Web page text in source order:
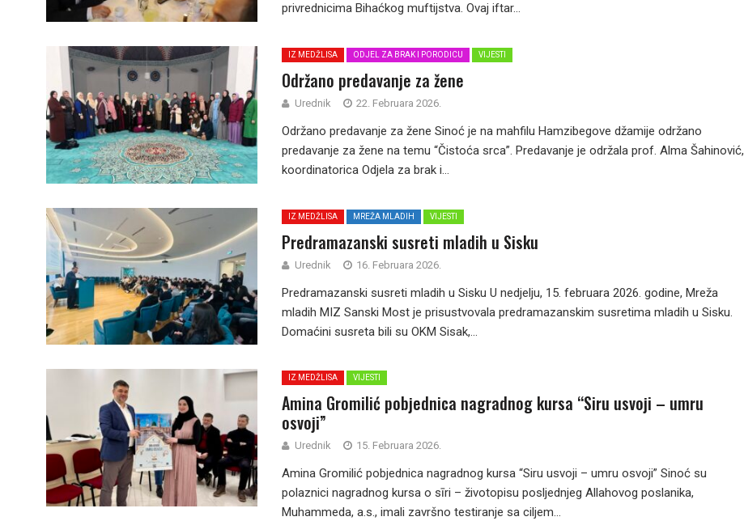
privrednicima Bihaćkog muftijstva. Ovaj iftar...
IZ MEDŽLISA ODJEL ZA BRAK I PORODICU VIJESTI
Održano predavanje za žene
Urednik 22. Februara 2026.
Održano predavanje za žene Sinoć je na mahfilu Hamzibegove džamije održano
predavanje za žene na temu “Čistoća srca”. Predavanje je održala prof. Alma Šahinović,
koordinatorica Odjela za brak i...
IZ MEDŽLISA MREŽA MLADIH VIJESTI
Predramazanski susreti mladih u Sisku
Urednik 16. Februara 2026.
Predramazanski susreti mladih u Sisku U nedjelju, 15. februara 2026. godine, Mreža
mladih MIZ Sanski Most je prisustvovala predramazanskim susretima mladih u Sisku.
Domaćini susreta bili su OKM Sisak,...
IZ MEDŽLISA VIJESTI
Amina Gromilić pobjednica nagradnog kursa “Siru usvoji – umru
osvoji”
Urednik 15. Februara 2026.
Amina Gromilić pobjednica nagradnog kursa “Siru usvoji – umru osvoji” Sinoć su
polaznici nagradnog kursa o sīri – životopisu posljednjeg Allahovog poslanika,
Muhammeda, a.s., imali završno testiranje sa ciljem...